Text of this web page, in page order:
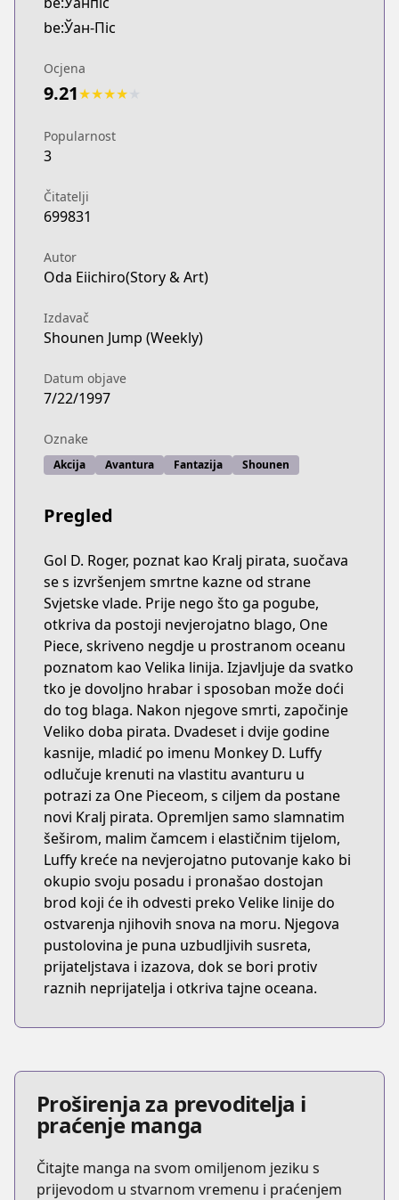
be:Ўан-Піс
Ocjena
9.21★★★★
Popularnost
3
Čitatelji
699831
Autor
Oda Eiichiro(Story & Art)
Izdavač
Shounen Jump (Weekly)
Datum objave
7/22/1997
Oznake
Akcija Avantura Fantazija Shounen
Pregled
Gol D. Roger, poznat kao Kralj pirata, suočava
se s izvršenjem smrtne kazne od strane
Svjetske vlade. Prije nego što ga pogube,
otkriva da postoji nevjerojatno blago, One
Piece, skriveno negdje u prostranom oceanu
poznatom kao Velika linija. Izjavljuje da svatko
tko je dovoljno hrabar i sposoban može doći
do tog blaga. Nakon njegove smrti, započinje
Veliko doba pirata. Dvadeset i dvije godine
kasnije, mladić po imenu Monkey D. Luffy
odlučuje krenuti na vlastitu avanturu u
potrazi za One Pieceom, s ciljem da postane
novi Kralj pirata. Opremljen samo slamnatim
šeširom, malim čamcem i elastičnim tijelom,
Luffy kreće na nevjerojatno putovanje kako bi
okupio svoju posadu i pronašao dostojan
brod koji će ih odvesti preko Velike linije do
ostvarenja njihovih snova na moru. Njegova
pustolovina je puna uzbudljivih susreta,
prijateljstava i izazova, dok se bori protiv
raznih neprijatelja i otkriva tajne oceana.
Proširenja za prevoditelja i
praćenje manga
Čitajte manga na svom omiljenom jeziku s
prijevodom u stvarnom vremenu i praćenjem